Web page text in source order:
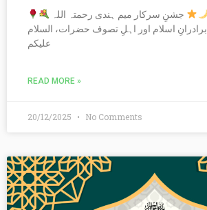
جشنِ سرکار میم ہندی رحمتہ اللہ
برادرانِ اسلام اور اہلِ تصوف حضرات، السلام
علیکم
READ MORE »
20/12/2025 No Comments